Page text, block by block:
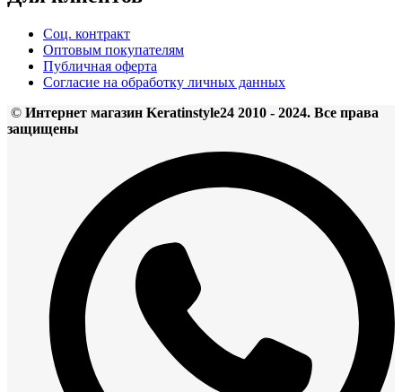
Соц. контракт
Оптовым покупателям
Публичная оферта
Согласие на обработку личных данных
© Интернет магазин Keratinstyle24 2010 - 2024. Все права
защищены